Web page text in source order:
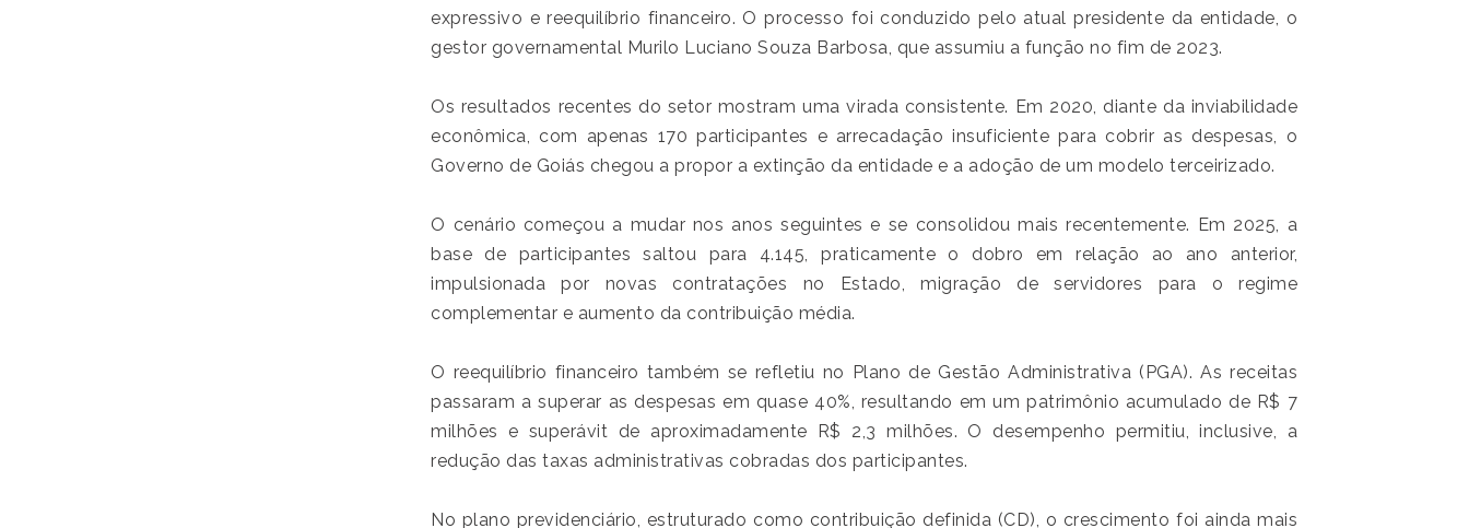
expressivo e reequilíbrio financeiro. O processo foi conduzido pelo atual presidente da entidade, o
gestor governamental Murilo Luciano Souza Barbosa, que assumiu a função no fim de 2023.
Os resultados recentes do setor mostram uma virada consistente. Em 2020, diante da inviabilidade
econômica, com apenas 170 participantes e arrecadação insuficiente para cobrir as despesas, o
Governo de Goiás chegou a propor a extinção da entidade e a adoção de um modelo terceirizado.
O cenário começou a mudar nos anos seguintes e se consolidou mais recentemente. Em 2025, a
base de participantes saltou para 4.145, praticamente o dobro em relação ao ano anterior,
impulsionada por novas contratações no Estado, migração de servidores para o regime
complementar e aumento da contribuição média.
O reequilíbrio financeiro também se refletiu no Plano de Gestão Administrativa (PGA). As receitas
passaram a superar as despesas em quase 40%, resultando em um patrimônio acumulado de R$ 7
milhões e superávit de aproximadamente R$ 2,3 milhões. O desempenho permitiu, inclusive, a
redução das taxas administrativas cobradas dos participantes.
No plano previdenciário, estruturado como contribuição definida (CD), o crescimento foi ainda mais